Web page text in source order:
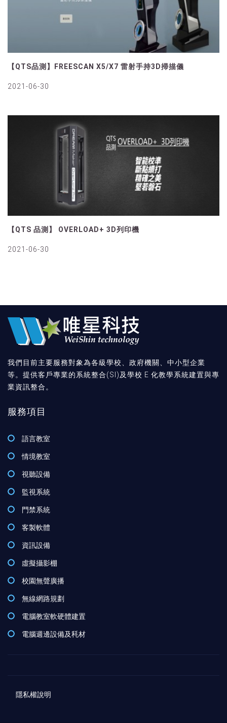
【QTS品測】FREESCAN X5/X7 雷射手持3D掃描儀 ​
2021-06-30
【QTS 品測】 OVERLOAD+ 3D列印機
2021-06-30
我們目前主要服務對象為各級學校、政府機關、中小型企業
等。提供客戶專業的系統整合(SI)及學校 E 化教學系統建置與專
業資訊整合。
服務項目
語言教室
情境教室
視聽設備
監視系統
門禁系統
客製軟體
資訊設備
虛擬攝影棚
校園無聲廣播
無線網路規劃
電腦教室軟硬體建置
電腦週邊設備及秏材
隱私權說明